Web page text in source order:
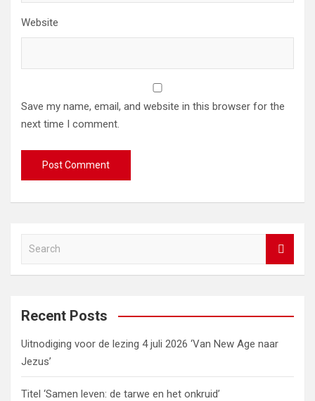
Website
Save my name, email, and website in this browser for the
next time I comment.
a
c
Recent Posts
Uitnodiging voor de lezing 4 juli 2026 ‘Van New Age naar
Jezus’
Titel ‘Samen leven: de tarwe en het onkruid’